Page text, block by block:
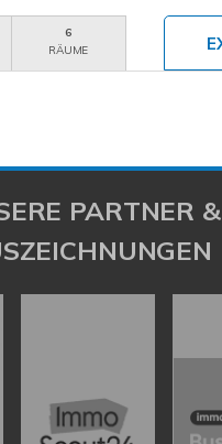
6
RÄUME
PARTNER &